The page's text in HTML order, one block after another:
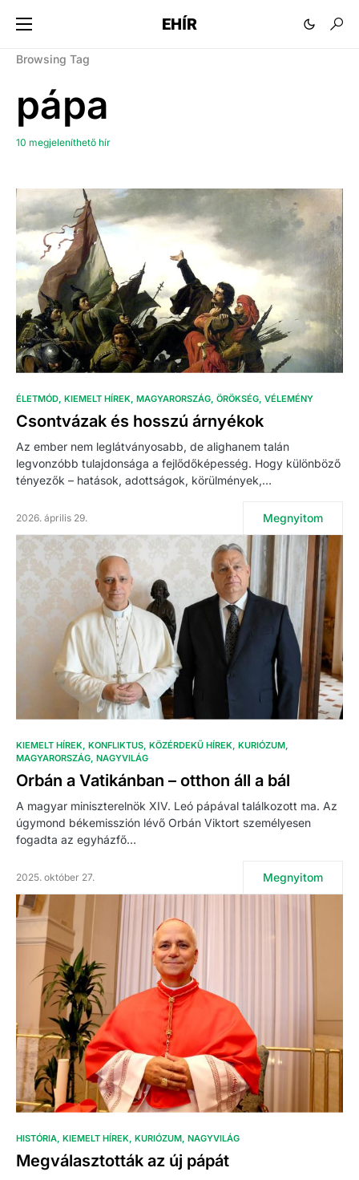
EHÍR
Browsing Tag
pápa
10 megjeleníthető hír
ÉLETMÓD KIEMELT HÍREK MAGYARORSZÁG ÖRÖKSÉG VÉLEMÉNY
Csontvázak és hosszú árnyékok
Az ember nem leglátványosabb, de alighanem talán
legvonzóbb tulajdonsága a fejlődőképesség. Hogy különböző
tényezők – hatások, adottságok, körülmények,…
2026. április 29. Megnyitom
KIEMELT HÍREK KONFLIKTUS KÖZÉRDEKŰ HÍREK KURIÓZUM
MAGYARORSZÁG NAGYVILÁG
Orbán a Vatikánban – otthon áll a bál
A magyar miniszterelnök XIV. Leó pápával találkozott ma. Az
úgymond békemisszión lévő Orbán Viktort személyesen
fogadta az egyházfő…
2025. október 27. Megnyitom
HISTÓRIA KIEMELT HÍREK KURIÓZUM NAGYVILÁG
Megválasztották az új pápát